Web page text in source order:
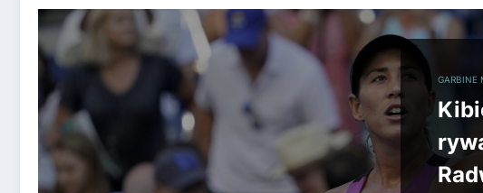
Kibice żegnają wielką rywalkę Agnieszki Radwańskiej, która
GARBINE